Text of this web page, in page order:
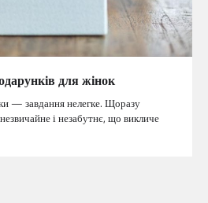
для жінок
— завдання нелегке. Щоразу
і незабутнє, що викличе